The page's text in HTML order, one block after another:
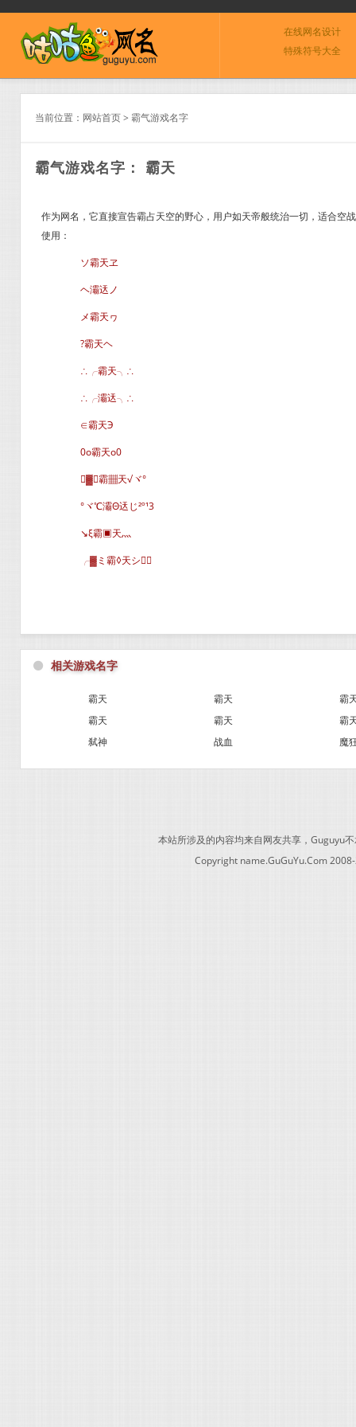
在线网名设计
特殊符号大全
当前位置： 网站首页> 霸气游戏名字
霸气游戏名字： 霸天
作为网名，它直接宣告霸占天空的野心，用户如天帝般统治一切，适合空
使用：
ソ霸天ヱ
ヘ灞迗ノ
メ霸天ヮ
?霸天ヘ
∴╭霸天╮∴
∴╭灞迗╮∴
∈霸天Э
0o霸天o0
▓∈霸▦天√ヾ°
°ヾ℃灞Θ迗じ²º¹3
↘ξ霸▣天灬
╭▓ミ霸◊天シ∈
⚫ 相关游戏名字
霸天 霸天
霸
霸天
霸天
霸
弑神
战血 魔
本站所涉及的内容均来自网友共享，Guguyu
Copyright name.GuGuYu.Com